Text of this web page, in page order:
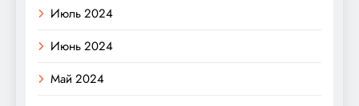
Июль 2024
Июнь 2024
Май 2024